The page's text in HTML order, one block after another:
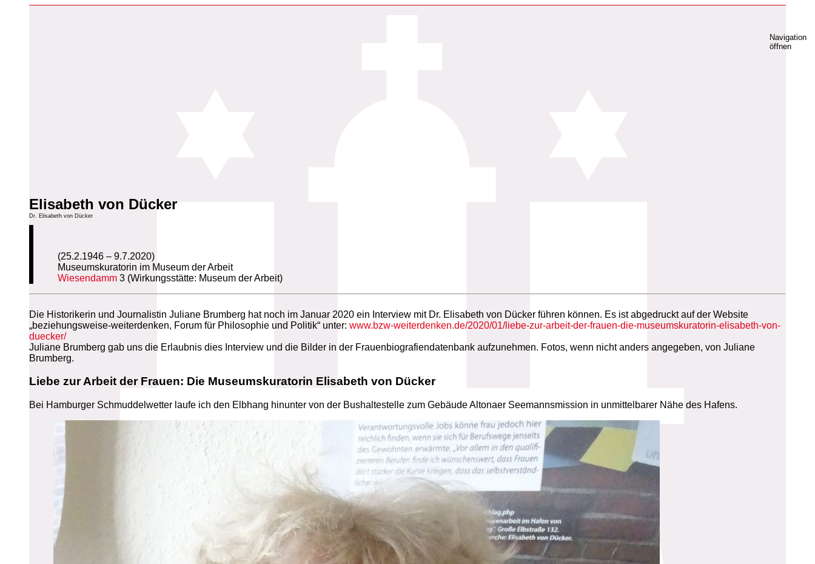
Navigation
öffnen
Elisabeth von Dücker
Dr. Elisabeth von Dücker
(25.2.1946 – 9.7.2020)
Museumskuratorin im Museum der Arbeit
Wiesendamm 3 (Wirkungsstätte: Museum der Arbeit)
Die Historikerin und Journalistin Juliane Brumberg hat noch im Januar 2020 ein Interview mit Dr. Elisabeth von Dücker führen können. Es ist abgedruckt auf der Website
„beziehungsweise-weiterdenken, Forum für Philosophie und Politik“ unter: www.bzw-weiterdenken.de/2020/01/liebe-zur-arbeit-der-frauen-die-museumskuratorin-elisabeth-von-
duecker/
Juliane Brumberg gab uns die Erlaubnis dies Interview und die Bilder in der Frauenbiografiendatenbank aufzunehmen. Fotos, wenn nicht anders angegeben, von Juliane
Brumberg.
Liebe zur Arbeit der Frauen: Die Museumskuratorin Elisabeth von Dücker
Bei Hamburger Schmuddelwetter laufe ich den Elbhang hinunter von der Bushaltestelle zum Gebäude Altonaer Seemannsmission in unmittelbarer Nähe des Hafens.